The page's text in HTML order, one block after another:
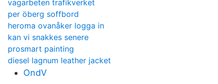
vagarbeten trafikverket
per öberg soffbord
heroma ovanåker logga in
kan vi snakkes senere
prosmart painting
diesel lagnum leather jacket
OndV